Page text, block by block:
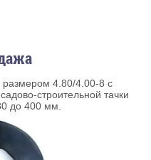
размером 4.80/4.00-8 с
строительной тачки
до 400 мм.